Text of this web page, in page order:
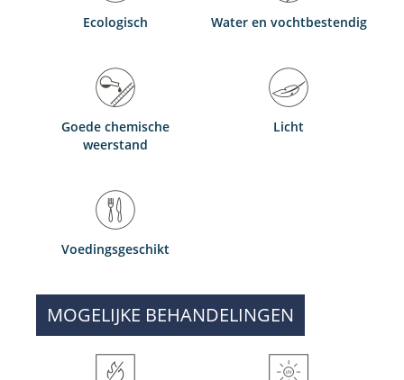
Ecologisch Water en vochtbestendig
Goede chemische
weerstand
Licht
Voedingsgeschikt
MOGELIJKE BEHANDELINGEN